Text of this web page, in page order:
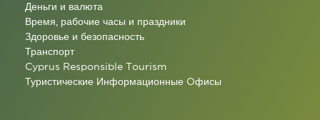
Деньги и валюта
Время, рабочие часы и праздники
Здоровье и безопасность
Транспорт
Cyprus Responsible Tourism
Туристические Информационные Oфисы